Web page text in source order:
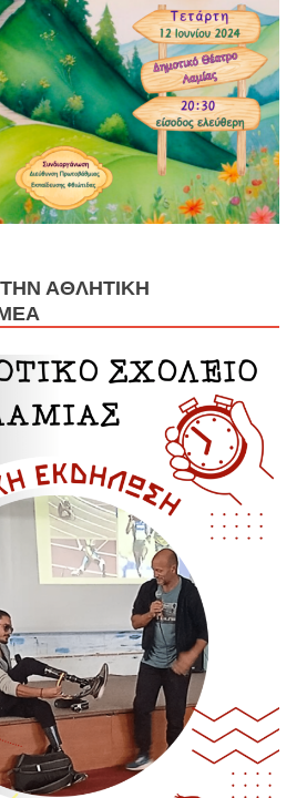
ΑΘΛΗΤΙΚΉ